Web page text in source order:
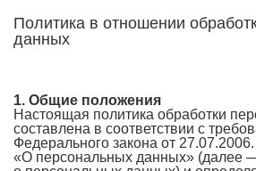
Политика в отношении
данных
1. Общие положения
Настоящая политика обработки
составлена в соответствии с
Федерального закона от
«О персональных данных» (далее